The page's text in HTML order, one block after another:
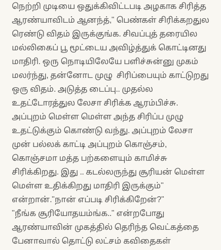
நெற்றி முடியை ஒதுக்கிவிட்டபடி அழகாக சிரித்த
ஆரண்யாவிடம் ஆனந்த்," பெண்கள் சிரிக்கறதுல
ரெண்டு விதம் இருக்குங்க. சிவப்புத் தரையில
மல்லிகைப் பூ மூட்டைய அவிழ்த்துக் கொட்டினது
மாதிரி. ஒரு நொடியிலேயே பளிச்சுன்னு முகம்
மலர்ந்து, தன்னோட முழு சிரிப்பையும் காட்டுறது
ஒரு விதம். அடுத்த டைப்பு.. முதல்ல
உதட்டோரத்துல லேசா சிரிக்க ஆரம்பிச்சு.
அப்புறம் மெள்ள மெள்ள அந்த சிரிப்ப முழு
உதட்டுக்கும் கொண்டு வந்து. அப்புறம் லேசா
முன் பல்லக் காட்டி அப்புறம் கொஞ்சம்,
கொஞ்சமா மத்த பற்களையும் காமிச்சு
சிரிக்கிறது. இது .. கடல்லருந்து சூரியன் மெள்ள
மெள்ள உதிக்கிறது மாதிரி இருக்கும்"
என்றான்."நான் எப்படி சிரிக்கிறேன்?"
"நீங்க சூரியோதயம்ங்க.." என்றபோது
ஆரண்யாவின் முகத்தில் தெரிந்த வெட்கத்தை
பேனாவால் தொட்டு லட்சம் கவிதைகள்